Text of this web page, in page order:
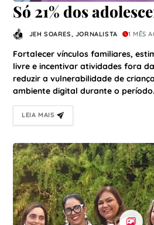
Só 21% dos
praticam atividades
telas nas férias
estudo
JEH SOARES, JORNALISTA 1 MÊS
Fortalecer vínculos familiares,
livre e incentivar atividades fora
reduzir a vulnerabilidade de
ambiente digital durante o
LEIA MAIS